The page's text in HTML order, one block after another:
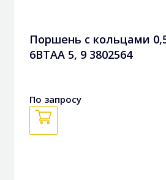
Поршень с кольцами
6BTAA 5, 9 3802564
По запросу